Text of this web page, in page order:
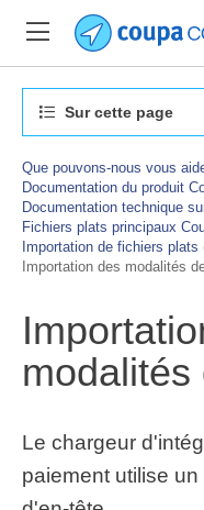
Sur cette page
Que pouvons-nous vous
Documentation du produit
Documentation technique
Fichiers plats principaux
Importation de fichiers plats
Importation des modalités
Le chargeur
paiement utilise